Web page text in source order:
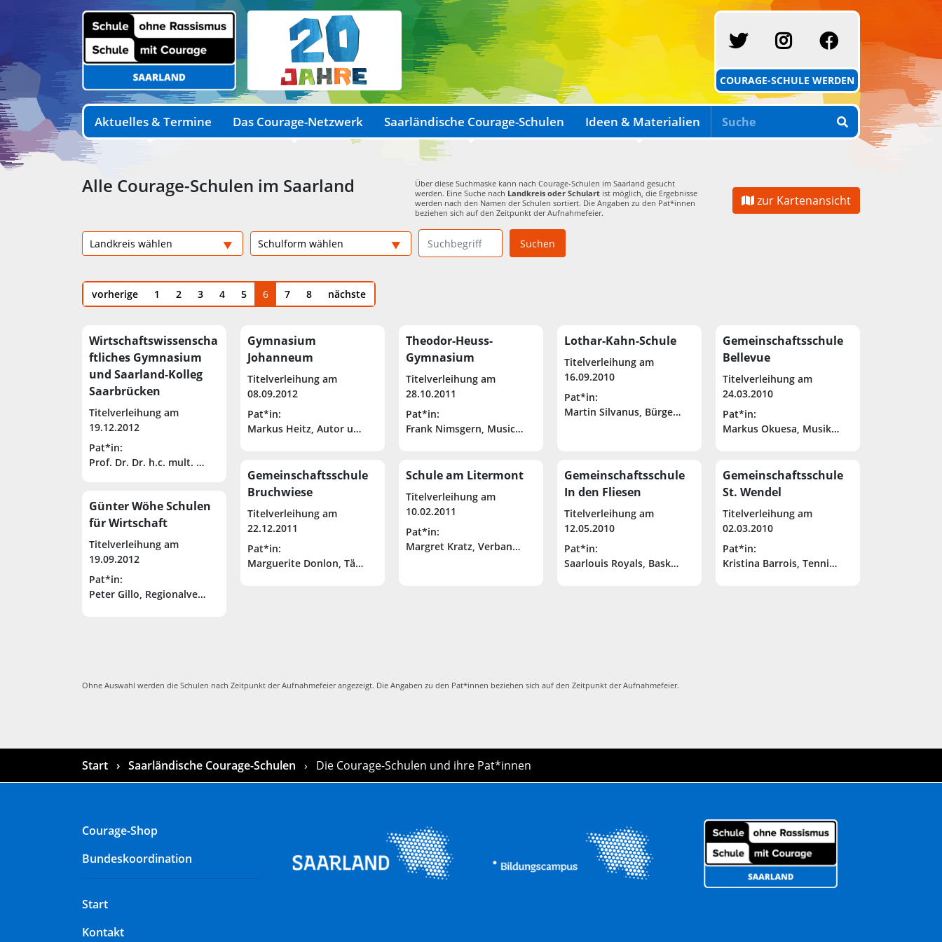
SCHULE MIT
INSTAGRAMFACEBOOK
COURAGE-SCHULE WERDEN
Aktuelles & Termine Das Courage-Netzwerk Saarländische Courage-Schulen Ideen & Materialien
Alle Courage-Schulen im Saarland
Über diese Suchmaske kann nach Courage-Schulen im Saarland gesucht
werden. Eine Suche nach Landkreis oder Schulart ist möglich, die Ergebnisse
werden nach den Namen der Schulen sortiert. Die Angaben zu den Pat*innen
beziehen sich auf den Zeitpunkt der Aufnahmefeier.
zur Kartenansicht
Suchen
vorherige 1 2 3 4 5 6 7 8 nächste
Wirtschaftswissenscha
ftliches Gymnasium
und Saarland-Kolleg
Saarbrücken
Titelverleihung am
19.12.2012
Pat*in:
Prof. Dr. Dr. h.c. mult. August-Wilhelm Scheer, Aufsichtsratsvorsitzender der IDS Scheer AG und ehemaliger Direktor des Instituts für Wirtschaftsinformatik an der Universität
Günter Wöhe Schulen
für Wirtschaft
Titelverleihung am
19.09.2012
Pat*in:
Peter Gillo, Regionalverbandsdirektors des Regionalverbandes Saarbrücken
Gymnasium
Johanneum
Titelverleihung am
08.09.2012
Pat*in:
Markus Heitz, Autor und ehemaliger Schüler des Gymnasiums Johanneum
Gemeinschaftsschule
Bruchwiese
Titelverleihung am
22.12.2011
Pat*in:
Marguerite Donlon, Tänzerin, Choreografin und Ballettdirektorin
Theodor-Heuss-
Gymnasium
Titelverleihung am
28.10.2011
Pat*in:
Frank Nimsgern, Musical Komponist
Schule am Litermont
Titelverleihung am
10.02.2011
Pat*in:
Margret Kratz, Verbandssportlehrerin (Saarländischer Fußballverband e.V.)
Lothar-Kahn-Schule
Titelverleihung am
16.09.2010
Pat*in:
Martin Silvanus, Bürgermeister von Rehlingen-Siersburg (SPD)
Gemeinschaftsschule
In den Fliesen
Titelverleihung am
12.05.2010
Pat*in:
Saarlouis Royals, Basketballclub
Gemeinschaftsschule
Bellevue
Titelverleihung am
24.03.2010
Pat*in:
Markus Okuesa, Musiker, Sänger
Gemeinschaftsschule
St. Wendel
Titelverleihung am
02.03.2010
Pat*in:
Kristina Barrois, Tennispielerin, mehrf. dt.
Ohne Auswahl werden die Schulen nach Zeitpunkt der Aufnahmefeier angezeigt. Die Angaben zu den Pat*innen beziehen sich auf den Zeitpunkt der Aufnahmefeier.
Start Saarländische Courage-Schulen Die Courage-Schulen und ihre Pat*innen
Courage-Shop
Bundeskoordination
Start
Kontakt